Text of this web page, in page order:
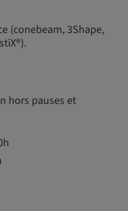
(conebeam, 3Shape,
hors pauses et